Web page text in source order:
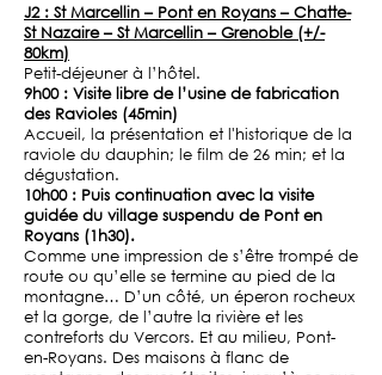
J2 : St Marcellin – Pont en Royans – Chatte-
St Nazaire – St Marcellin – Grenoble (+/-
80km)
Petit-déjeuner à l’hôtel.
9h00 : Visite libre de l’usine de fabrication
des Ravioles (45min)
Accueil, la présentation et l'historique de la
raviole du dauphin; le film de 26 min; et la
dégustation.
10h00 : Puis continuation avec la visite
guidée du village suspendu de Pont en
Royans (1h30).
Comme une impression de s’être trompé de
route ou qu’elle se termine au pied de la
montagne… D’un côté, un éperon rocheux
et la gorge, de l’autre la rivière et les
contreforts du Vercors. Et au milieu, Pont-
en-Royans. Des maisons à flanc de